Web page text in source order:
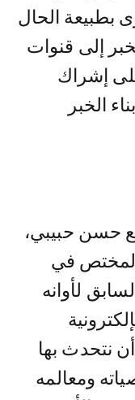
بطبيعة الحال
إلى قنوات
إشراك
الخبر
حسن حبيبي،
المختص في
لأوانه
نتحدث بها
ومعالمه